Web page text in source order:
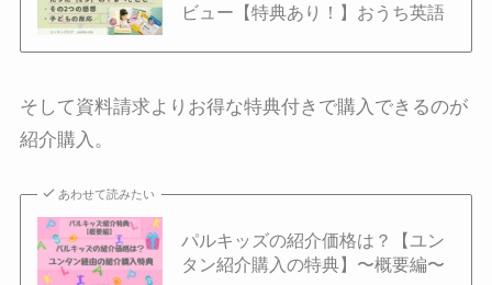
ビュー【特典あり！】おうち英語
そして資料請求よりお得な特典付きで購入できるのが
紹介購入。
あわせて読みたい
パルキッズの紹介価格は？【ユン
タン紹介購入の特典】〜概要編〜